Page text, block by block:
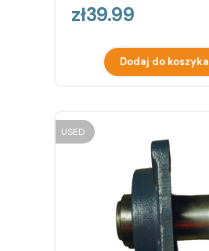
Price
zł39.99
Dodaj do koszyka
USED